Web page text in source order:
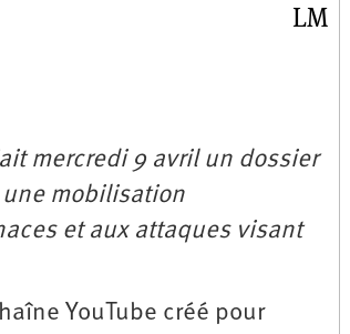
LM
mercredi 9 avril un dossier
une mobilisation
et aux attaques visant
YouTube créé pour